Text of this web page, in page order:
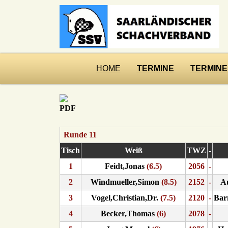
HOME TERMINE
Runde 11
Tisch
Weiß TWZ -
1
Feidt,Jonas (6.5) 2056 -
2
Windmueller,Simon (8.5) 2152 -
3
Vogel,Christian,Dr. (7.5) 2120 -
4
Becker,Thomas (6) 2078 -